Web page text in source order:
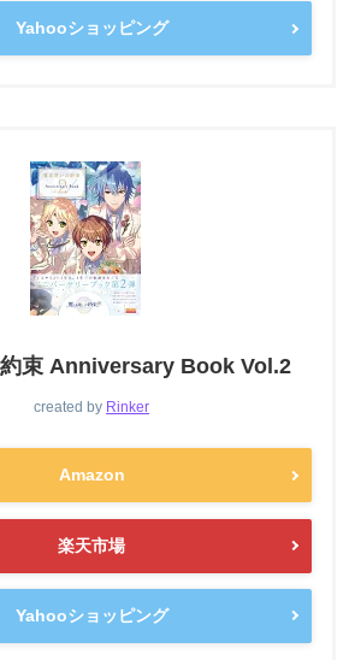
Yahooショッピング
束 Anniversary Book Vol.2
created by Rinker
Amazon
楽天市場
Yahooショッピング